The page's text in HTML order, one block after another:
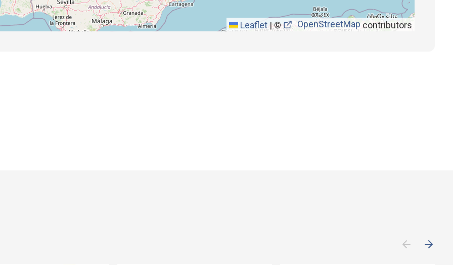
Leaflet |© OpenStreetMap contributors